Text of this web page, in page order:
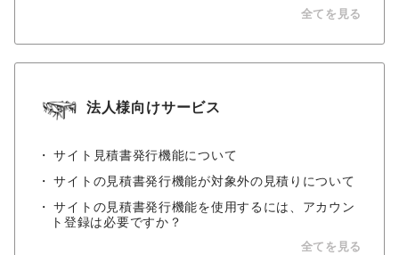
全てを見る
法人様向けサービス
サイト見積書発行機能について
サイトの見積書発行機能が対象外の見積りについて
サイトの見積書発行機能を使用するには、アカウン
ト登録は必要ですか？
全てを見る